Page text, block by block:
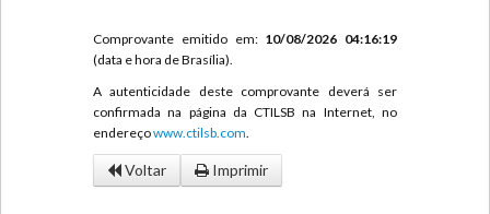
Comprovante emitido em: 10/08/2026 04:16:19
(data e hora de Brasília).
A autenticidade deste comprovante deverá ser
confirmada na página da CTILSB na Internet, no
endereçowww.ctilsb.com.
Voltar Imprimir